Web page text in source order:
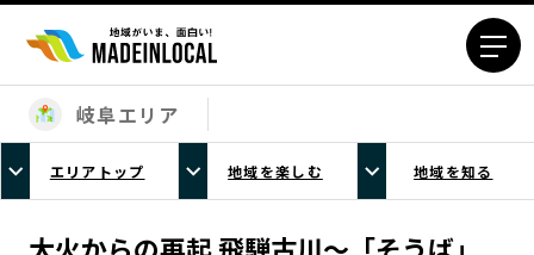
エリアから探す
北海道エリア
青森エリア
岩手エリア
宮城エリア
岐阜エリア
エリアトップ 地域を楽しむ 地域を知る